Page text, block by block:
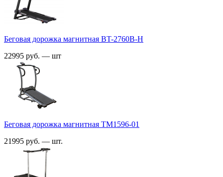
Беговая дорожка магнитная BT-2760B-H
22995 руб. — шт
Беговая дорожка магнитная TM1596-01
21995 руб. — шт.